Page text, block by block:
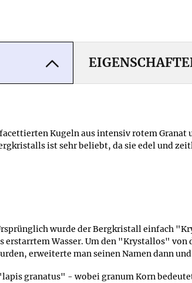
Kugeln aus intensiv rotem
ist sehr beliebt, da sie edel und
wurde der Bergkristall einfach
Wasser. Um den "Krystallos"
erweiterte man seinen Namen dann
granatus" - wobei granum Korn